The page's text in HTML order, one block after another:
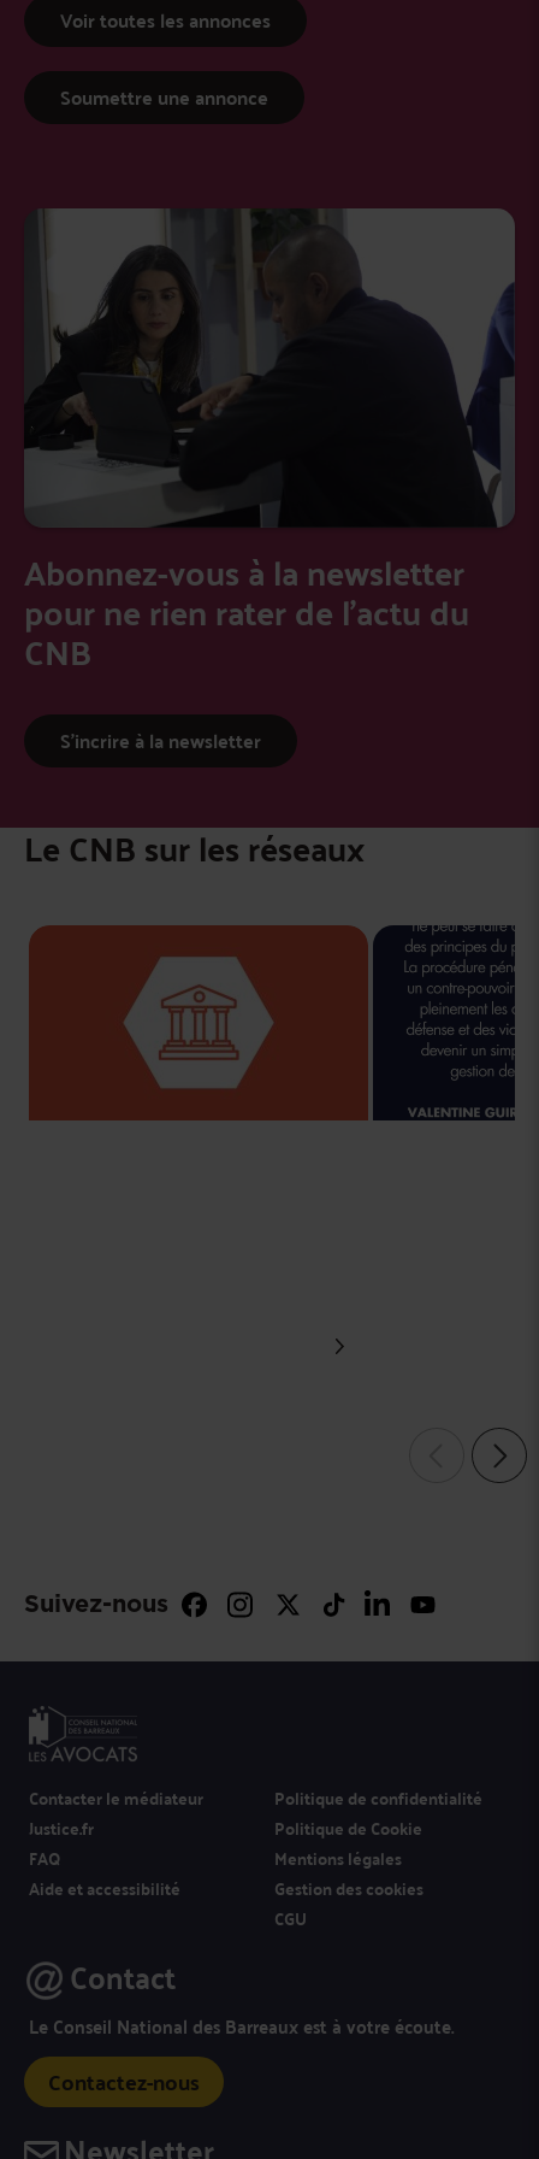
Voir toutes les annonces
Soumettre une annonce
Abonnez-vous à la newsletter
pour ne rien rater de l’actu du
CNB
S’incrire à la newsletter
Le CNB sur les réseaux
Suivez-nous
Contacter le médiateur
Justice.fr
FAQ
Aide et accessibilité
Politique de confidentialité
Politique de Cookie
Mentions légales
Gestion des cookies
CGU
Contact
Le Conseil National des Barreaux est à votre écoute.
Contactez-nous